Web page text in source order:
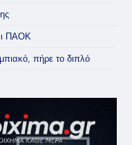
ΠΑΟΚ
πήρε το διπλό